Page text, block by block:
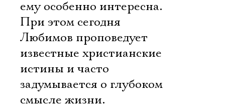
ему особенно интересна.
При этом сегодня
Любимов проповедует
известные христианские
истины и часто
задумывается о глубоком
смысле жизни.